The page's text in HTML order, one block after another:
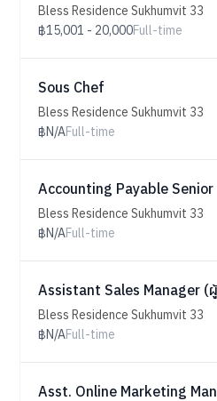
Bless Residence Sukhumvit 33
฿15,001 - 20,000Full-time
Sous Chef
Bless Residence Sukhumvit 33
฿N/AFull-time
Accounting Payable Senior
Bless Residence Sukhumvit 33
฿N/AFull-time
Assistant Sales Manager (
Bless Residence Sukhumvit 33
฿N/AFull-time
Asst. Online Marketing